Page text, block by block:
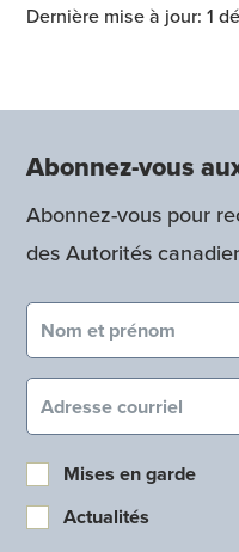
Dernière mise à jour: 1
Abonnez-vous
Abonnez-vous pour
des Autorités
Nom et prénom
Courriel (obligatoire)
Mises en garde
Actualités